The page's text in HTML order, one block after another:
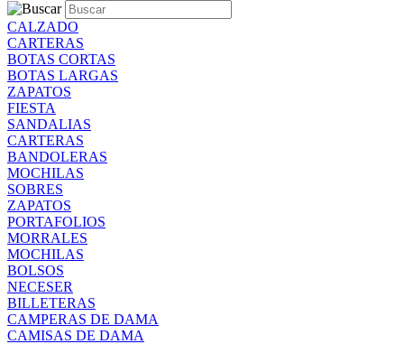
CALZADO
CARTERAS
BOTAS CORTAS
BOTAS LARGAS
ZAPATOS
FIESTA
SANDALIAS
CARTERAS
BANDOLERAS
MOCHILAS
SOBRES
ZAPATOS
PORTAFOLIOS
MORRALES
MOCHILAS
BOLSOS
NECESER
BILLETERAS
CAMPERAS DE DAMA
CAMISAS DE DAMA